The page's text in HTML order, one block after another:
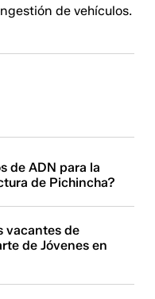
de vehículos.
de ADN para la
de Pichincha?
vacantes de
de Jóvenes en